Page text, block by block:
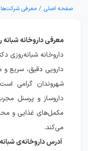
صفحه اصلی معرفی شرکت‌ها
معرفی داروخانه شبانه
داروخانه شبانه‌روزی
شهروندان گرامی
داروساز و پرسنل
مکمل‌های غذایی و
می‌کند.
آدرس داروخانه‌ی